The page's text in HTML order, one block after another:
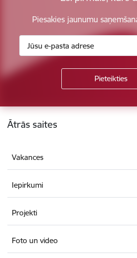
Piesakies jaunumu
Kājene
Ātrās saites
Vakances
Iepirkumi
Projekti
Foto un video